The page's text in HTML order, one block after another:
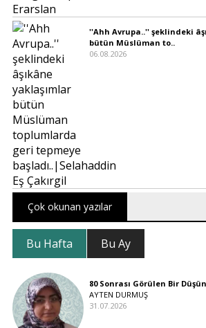
''Ahh Avrupa..'' şeklindeki
bütün Müslüman to..
06.08.2026
Çok okunan yazılar
Bu Hafta Bu Ay
80 Sonrası Görülen Bir
AYTEN DURMUŞ
31.07.2026